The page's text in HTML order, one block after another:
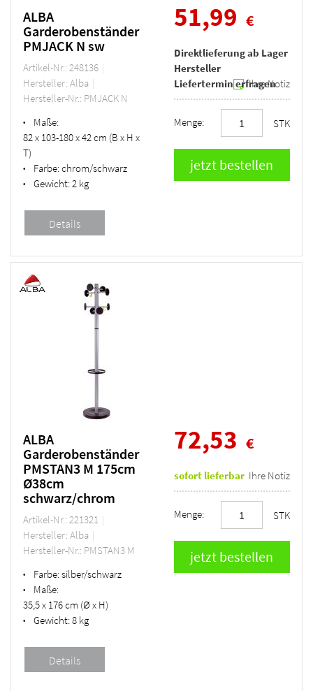
ALBA
Garderobenständer
PMJACK N sw
Artikel-Nr.: 248136
Hersteller: Alba
Hersteller-Nr.: PMJACK N
•
Maße:
82 x 103-180 x 42 cm (B x H x
T)
• Farbe:chrom/schwarz
• Gewicht:2 kg
51,99 €
Direktlieferung ab Lager
Hersteller
Liefertermin erfragen
Ihre Notiz
Menge: STK
ALBA
Garderobenständer
PMSTAN3 M 175cm
Ø38cm
schwarz/chrom
Artikel-Nr.: 221321
Hersteller: Alba
Hersteller-Nr.: PMSTAN3 M
• Farbe:silber/schwarz
•
Maße:
35,5 x 176 cm (Ø x H)
• Gewicht:8 kg
72,53 €
sofort lieferbar Ihre Notiz
Menge: STK